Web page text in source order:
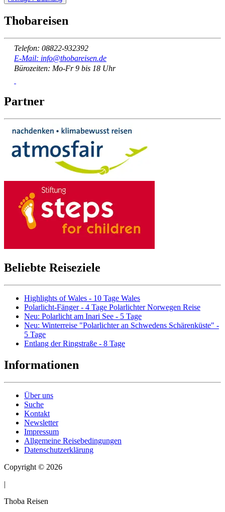
Thobareisen
Telefon: 08822-932392
E-Mail: info@thobareisen.de
Bürozeiten: Mo-Fr 9 bis 18 Uhr
Partner
Beliebte Reiseziele
Highlights of Wales - 10 Tage Wales
Polarlicht-Fänger - 4 Tage Polarlichter Norwegen Reise
Neu: Polarlicht am Inari See - 5 Tage
Neu: Winterreise "Polarlichter an Schwedens Schärenküste" -
5 Tage
Entlang der Ringstraße - 8 Tage
Informationen
Über uns
Suche
Kontakt
Newsletter
Impressum
Allgemeine Reisebedingungen
Datenschutzerklärung
Copyright © 2026
|
Thoba Reisen